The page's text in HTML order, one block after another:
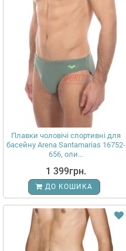
Плавки чоловічі спортивні для
басейну Arena Santamarias 16752-
656, оли...
1 399грн.
ДО КОШИКА